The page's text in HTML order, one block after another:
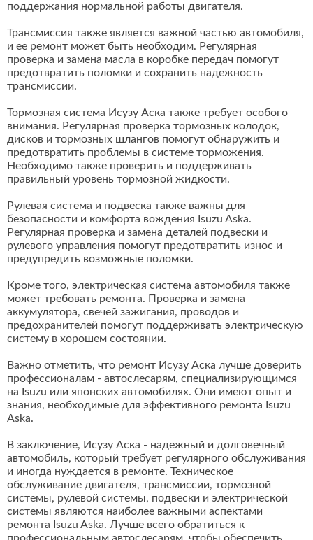
поддержания нормальной работы двигателя.
Трансмиссия также является важной частью автомобиля,
и ее ремонт может быть необходим. Регулярная
проверка и замена масла в коробке передач помогут
предотвратить поломки и сохранить надежность
трансмиссии.
Тормозная система Исузу Аска также требует особого
внимания. Регулярная проверка тормозных колодок,
дисков и тормозных шлангов помогут обнаружить и
предотвратить проблемы в системе торможения.
Необходимо также проверить и поддерживать
правильный уровень тормозной жидкости.
Рулевая система и подвеска также важны для
безопасности и комфорта вождения Isuzu Aska.
Регулярная проверка и замена деталей подвески и
рулевого управления помогут предотвратить износ и
предупредить возможные поломки.
Кроме того, электрическая система автомобиля также
может требовать ремонта. Проверка и замена
аккумулятора, свечей зажигания, проводов и
предохранителей помогут поддерживать электрическую
систему в хорошем состоянии.
Важно отметить, что ремонт Исузу Аска лучше доверить
профессионалам - автослесарям, специализирующимся
на Isuzu или японских автомобилях. Они имеют опыт и
знания, необходимые для эффективного ремонта Isuzu
Aska.
В заключение, Исузу Аска - надежный и долговечный
автомобиль, который требует регулярного обслуживания
и иногда нуждается в ремонте. Техническое
обслуживание двигателя, трансмиссии, тормозной
системы, рулевой системы, подвески и электрической
системы являются наиболее важными аспектами
ремонта Isuzu Aska. Лучше всего обратиться к